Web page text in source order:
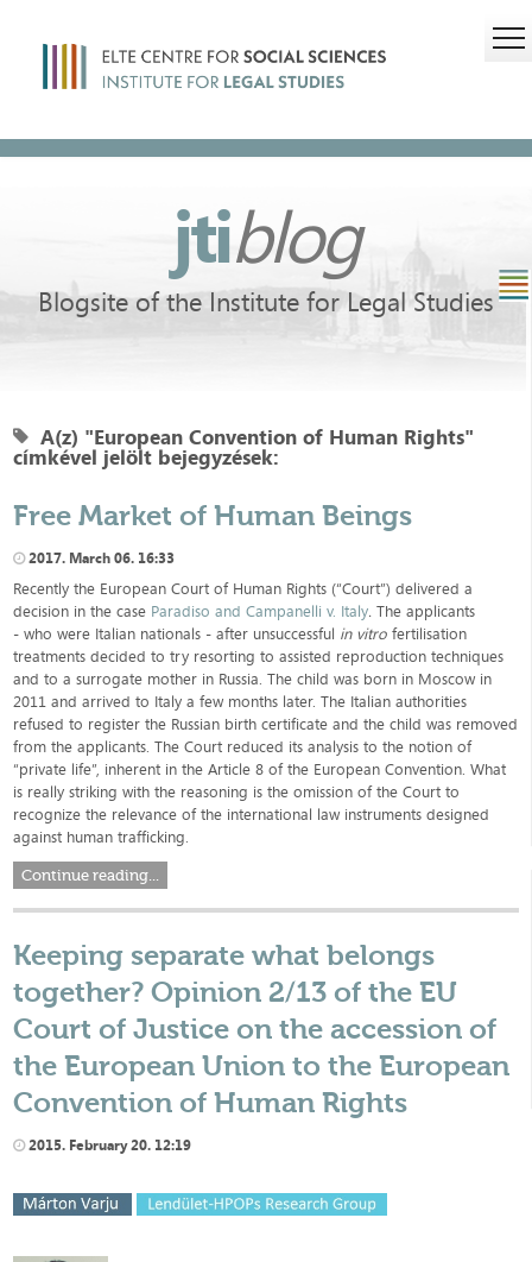
jtiblog
Blogsite of the Institute for Legal Studies
A(z) "European Convention of Human Rights"
címkével jelölt bejegyzések:
Free Market of Human Beings
2017. March 06. 16:33
Recently the European Court of Human Rights (“Court”) delivered a
decision in the case Paradiso and Campanelli v. Italy. The applicants
- who were Italian nationals - after unsuccessful in vitrofertilisation
treatments decided to try resorting to assisted reproduction techniques
and to a surrogate mother in Russia. The child was born in Moscow in
2011 and arrived to Italy a few months later. The Italian authorities
refused to register the Russian birth certificate and the child was removed
from the applicants. The Court reduced its analysis to the notion of
“private life”, inherent in the Article 8 of the European Convention. What
is really striking with the reasoning is the omission of the Court to
recognize the relevance of the international law instruments designed
against human trafficking.
Continue reading...
Keeping separate what belongs
together? Opinion 2/13 of the EU
Court of Justice on the accession of
the European Union to the European
Convention of Human Rights
2015. February 20. 12:19